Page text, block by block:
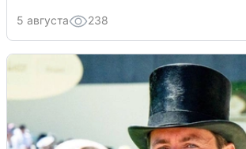
5 августа 238